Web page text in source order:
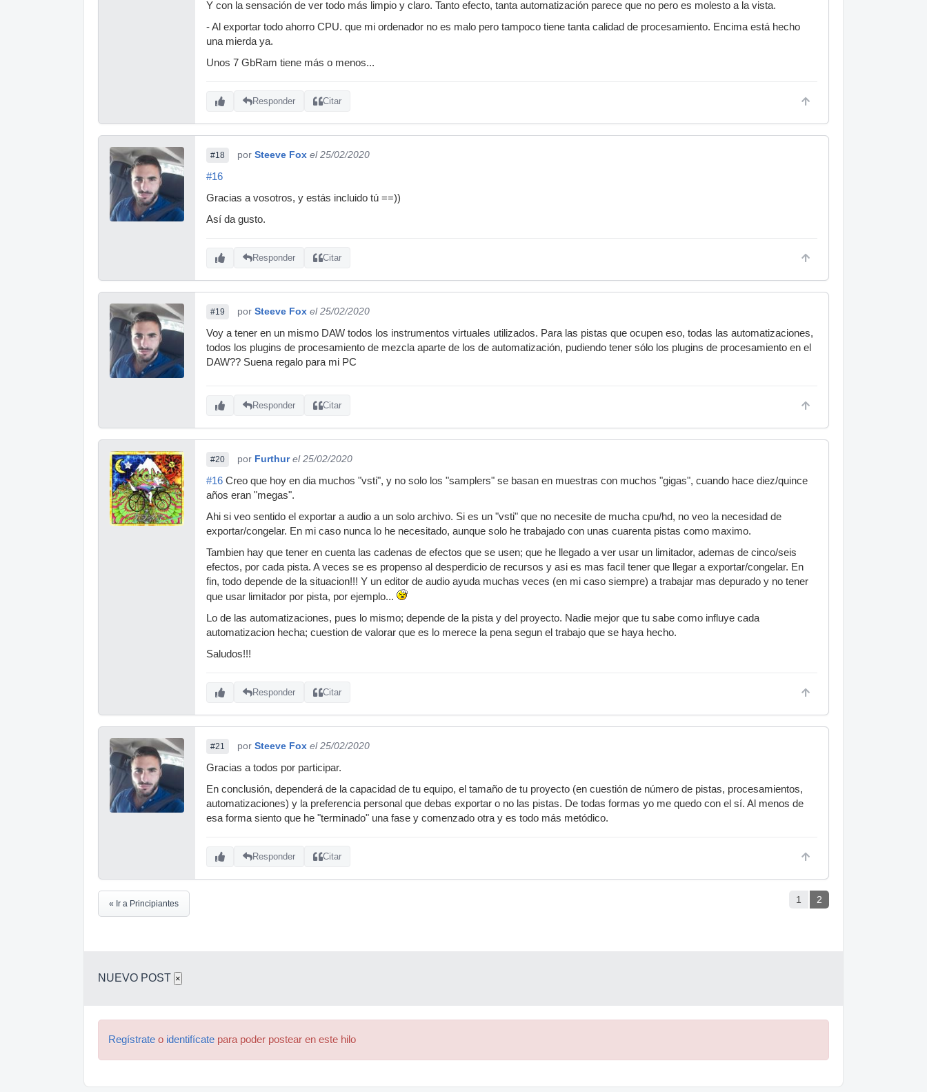
Y con la sensación de ver todo más limpio y claro. Tanto efecto, tanta automatización parece que no pero es molesto a la vista.
- Al exportar todo ahorro CPU. que mi ordenador no es malo pero tampoco tiene tanta calidad de procesamiento. Encima está hecho
una mierda ya.
Unos 7 GbRam tiene más o menos...
Responder Citar
#18 por Steeve Fox el 25/02/2020
#16
Gracias a vosotros, y estás incluido tú ==))
Así da gusto.
Responder Citar
#19 por Steeve Fox el 25/02/2020
Voy a tener en un mismo DAW todos los instrumentos virtuales utilizados. Para las pistas que ocupen eso, todas las automatizaciones,
todos los plugins de procesamiento de mezcla aparte de los de automatización, pudiendo tener sólo los plugins de procesamiento en el
DAW?? Suena regalo para mi PC
Responder Citar
#20 por Furthur el 25/02/2020
#16 Creo que hoy en dia muchos "vsti", y no solo los "samplers" se basan en muestras con muchos "gigas", cuando hace diez/quince
años eran "megas".
Ahi si veo sentido el exportar a audio a un solo archivo. Si es un "vsti" que no necesite de mucha cpu/hd, no veo la necesidad de
exportar/congelar. En mi caso nunca lo he necesitado, aunque solo he trabajado con unas cuarenta pistas como maximo.
Tambien hay que tener en cuenta las cadenas de efectos que se usen; que he llegado a ver usar un limitador, ademas de cinco/seis
efectos, por cada pista. A veces se es propenso al desperdicio de recursos y asi es mas facil tener que llegar a exportar/congelar. En
fin, todo depende de la situacion!!! Y un editor de audio ayuda muchas veces (en mi caso siempre) a trabajar mas depurado y no tener
que usar limitador por pista, por ejemplo...
Lo de las automatizaciones, pues lo mismo; depende de la pista y del proyecto. Nadie mejor que tu sabe como influye cada
automatizacion hecha; cuestion de valorar que es lo merece la pena segun el trabajo que se haya hecho.
Saludos!!!
Responder Citar
#21 por Steeve Fox el 25/02/2020
Gracias a todos por participar.
En conclusión, dependerá de la capacidad de tu equipo, el tamaño de tu proyecto (en cuestión de número de pistas, procesamientos,
automatizaciones) y la preferencia personal que debas exportar o no las pistas. De todas formas yo me quedo con el sí. Al menos de
esa forma siento que he "terminado" una fase y comenzado otra y es todo más metódico.
Responder Citar
1 2
« Ir a Principiantes
NUEVO POST ×
Regístrate o identifícate para poder postear en este hilo